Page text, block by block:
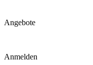
Angebote
Anmelden